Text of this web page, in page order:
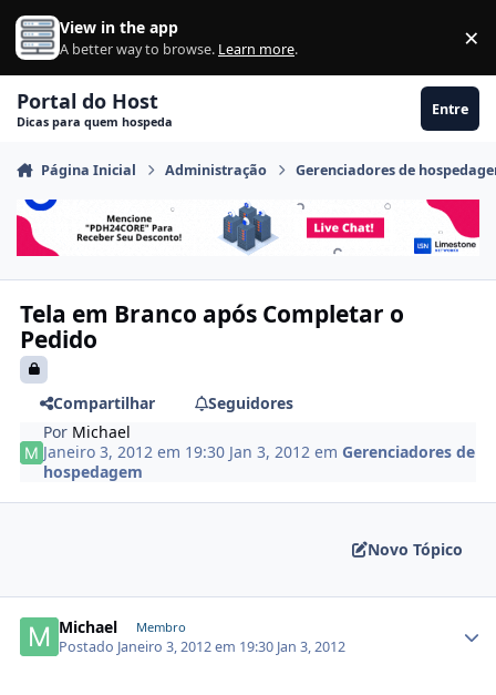
Ir para conteúdo
View in the app
A better way to browse. Learn more. ×
Portal do Host
Dicas para quem hospeda
Entre
Página Inicial Administração Gerenciadores de
Tela em Branco após Completar o
Pedido
Compartilhar
Seguidores
Por Michael
Janeiro 3, 2012 em 19:30 Jan 3, 2012 emGerenciadores de
hospedagem
Novo Tópico
Michael Membro
Postado Janeiro 3, 2012 em 19:30 Jan 3, 2012